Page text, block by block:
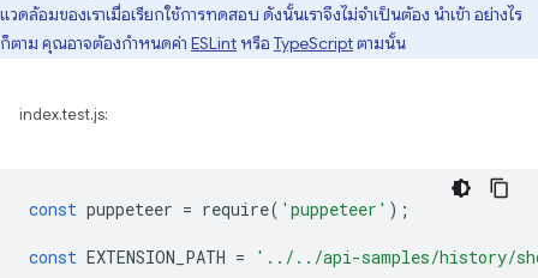
แวดล้อมของเราเมื่อเรียกใช้การทดสอบ ดังนั้นเราจึงไม่จำเป็นต้อง นำเข้า อย่างไร
ก็ตาม คุณอาจต้องกำหนดค่า ESLint หรือ TypeScriptตามนั้น
index.test.js:
const puppeteer = require( 'puppeteer' );
const EXTENSION_PATH = '../../api-samples/history/